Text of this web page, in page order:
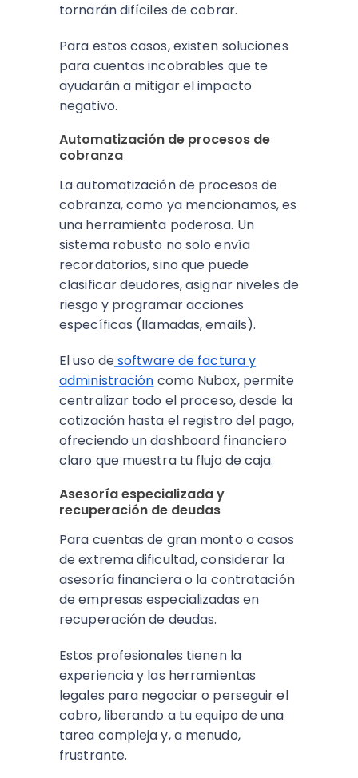
tornarán difíciles de cobrar.
Para estos casos, existen soluciones
para cuentas incobrables que te
ayudarán a mitigar el impacto
negativo.
Automatización de procesos de
cobranza
La automatización de procesos de
cobranza, como ya mencionamos, es
una herramienta poderosa. Un
sistema robusto no solo envía
recordatorios, sino que puede
clasificar deudores, asignar niveles de
riesgo y programar acciones
específicas (llamadas, emails).
El uso desoftware de factura y
administración como Nubox, permite
centralizar todo el proceso, desde la
cotización hasta el registro del pago,
ofreciendo un dashboard financiero
claro que muestra tu flujo de caja.
Asesoría especializada y
recuperación de deudas
Para cuentas de gran monto o casos
de extrema dificultad, considerar la
asesoría financiera o la contratación
de empresas especializadas en
recuperación de deudas.
Estos profesionales tienen la
experiencia y las herramientas
legales para negociar o perseguir el
cobro, liberando a tu equipo de una
tarea compleja y, a menudo,
frustrante.